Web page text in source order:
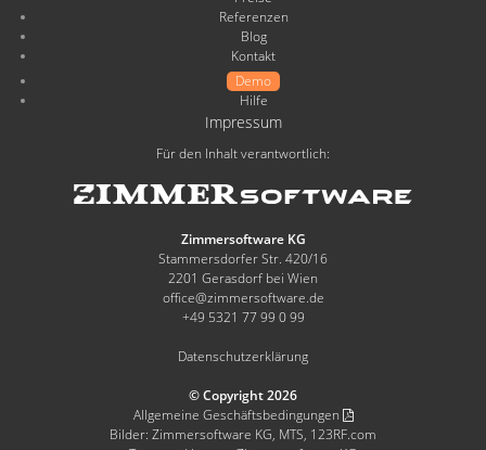
Referenzen
Blog
Kontakt
Demo
Hilfe
Impressum
Für den Inhalt verantwortlich:
Zimmersoftware KG
Stammersdorfer Str. 420/16
2201 Gerasdorf bei Wien
office@zimmersoftware.de
+49 5321 77 99 0 99
Datenschutzerklärung
© Copyright 2026
Allgemeine Geschäftsbedingungen
Bilder: Zimmersoftware KG, MTS, 123RF.com